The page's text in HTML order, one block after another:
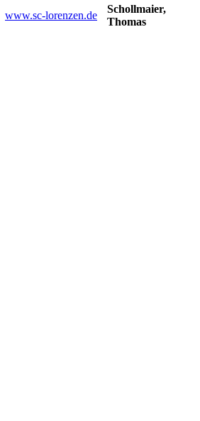
www.sc-lorenzen.de
Schollmaier,
Thomas